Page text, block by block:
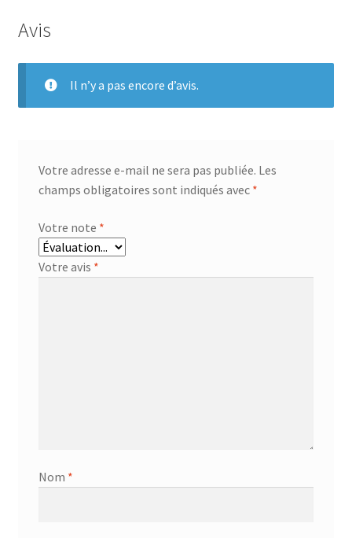
Avis
Il n’y a pas encore d’avis.
Votre adresse e-mail ne sera pas publiée. Les
champs obligatoires sont indiqués avec *
Votre note *
Votre avis *
Nom *